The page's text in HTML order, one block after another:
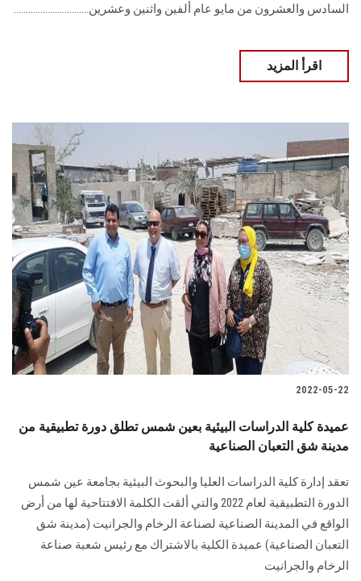
السادس والعشرون من مايو عام ألفين واثنين وعشرين...............................
اقرأ المزيد
2022-05-22
عميدة كلية الدراسات البيئية بعين شمس تطلق دورة تطبيقية من
مدينة شق التعبان الصناعية
تعقد إدارة كلية الدراسات العليا والبحوث البيئية بجامعة عين شمس
الدورة التطبيقية لعام 2022 والتي ألقت الكلمة الافتتاحية لها من أرض
الواقع في المدينة الصناعية لصناعة الرخام والجرانيت (مدينة شق
التعبان الصناعية) عميدة الكلية بالاشتراك مع رئيس شعبة صناعة
الرخام والجرانيت